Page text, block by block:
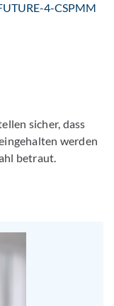
4-CSPMM
sicher, dass
werden
betraut.